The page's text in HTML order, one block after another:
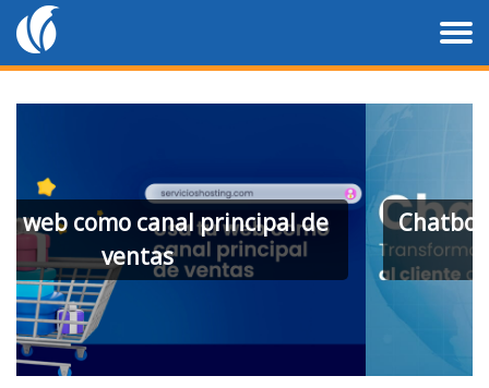
Chatbots: Transforma la atención al
cliente digital